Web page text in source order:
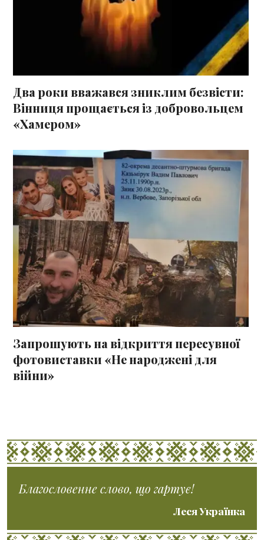
Два роки вважався зниклим безвісти:
Вінниця прощається із добровольцем
«Хамером»
Запрошують на відкриття пересувної
фотовиставки «Не народжені для
війни»
Благословенне слово, що гартує!
Леся Українка